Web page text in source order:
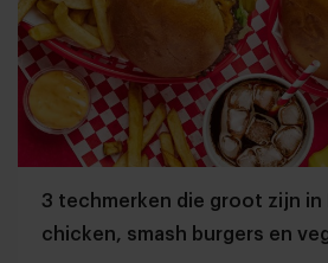
3 techmerken die groot zijn in
chicken, smash burgers en